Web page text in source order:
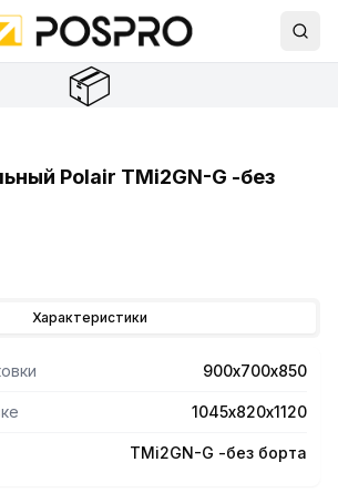
📦
Polair TMi2GN-G -без
Характеристики
900х700х850
1045х820х1120
TMi2GN-G -без борта